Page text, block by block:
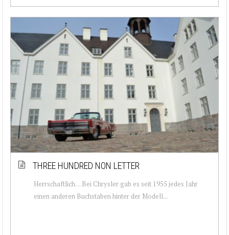
THREE HUNDRED NON LETTER
Herrschaftlich… Bei Chrysler gab es seit 1955 jedes Jahr
einen anderen Buchstaben hinter der Modell...